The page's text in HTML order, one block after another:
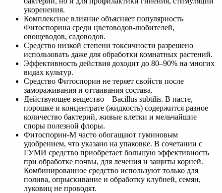
укоренения.
Комплексное влияние объясняет популярность
Фитоспорина среди цветоводов-любителей,
овощеводов, садоводов.
Средство низкой степени токсичности разрешено
использовать даже для обработки комнатных растений.
Эффективность действия доходит до 80–90% на многих
видах культур.
Средство Фитоспорин не теряет свойств после
замораживания и оттаивания состава.
Действующее вещество – Bacillus subtilis. В пасте,
порошке и концентрате (жидкость) содержится разное
количество бактерий, живые клетки и мельчайшие
споры полезной флоры.
Фитоспорин-М часто обогащают гуминовым
удобрением, что указано на упаковке. В сочетании с
ГУМИ средство приобретает большую эффективность
при обработке почвы, для лечения и защиты корней.
Комбинированное средство используют только для
полива, опрыскивание и обработку клубней, семян,
луковиц не проводят.